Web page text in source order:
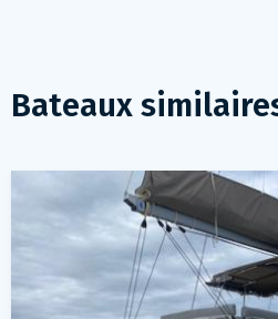
Bateaux